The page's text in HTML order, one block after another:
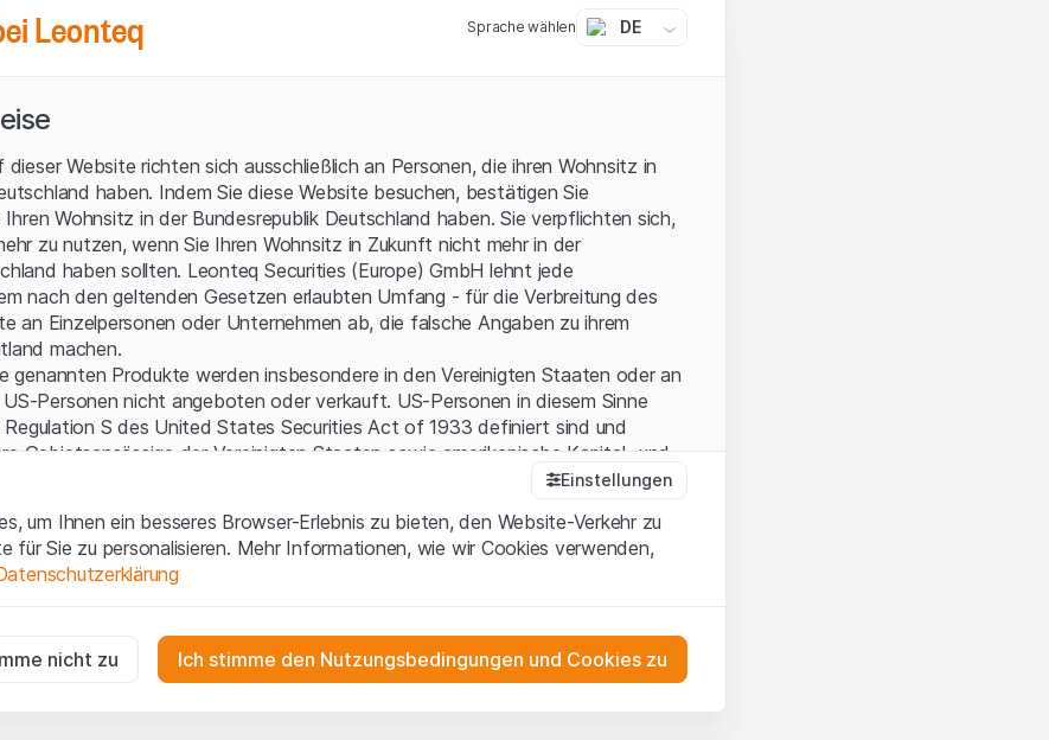
Serverfehler.
Leonteq Sprache wählen DE
Website richten sich ausschließlich an Personen, die ihren Wohnsitz in
haben. Indem Sie diese Website besuchen, bestätigen Sie
Ihren Wohnsitz in der Bundesrepublik Deutschland haben. Sie verpflichten sich,
zu nutzen, wenn Sie Ihren Wohnsitz in Zukunft nicht mehr in der
haben sollten. Leonteq Securities (Europe) GmbH lehnt jede
nach den geltenden Gesetzen erlaubten Umfang - für die Verbreitung des
an Einzelpersonen oder Unternehmen ab, die falsche Angaben zu ihrem
machen.
genannten Produkte werden insbesondere in den Vereinigten Staaten oder an
Personen nicht angeboten oder verkauft. US-Personen in diesem Sinne
Regulation S des United States Securities Act of 1933 definiert sind und
Gebietsansässige der Vereinigten Staaten sowie amerikanische Kapital- und
und rechtliche Informationen
Website erklären Sie, dass Sie die rechtlichen Informationen und die
Nutzungsbedingungen verstanden haben und akzeptieren. Wenn Sie mit den
Aufforderung zum Kauf
oder beschriebenen Informationen, Produkte, Daten,
und Unterlagen („Inhalte der Website“) dienen ausschließlich
Einstellungen
um Ihnen ein besseres Browser-Erlebnis zu bieten, den Website-Verkehr zu
für Sie zu personalisieren. Mehr Informationen, wie wir Cookies verwenden,
Website erforderlich und können nicht deaktiviert werden.
nicht zu Ich stimme den Nutzungsbedingungen und Cookies zu